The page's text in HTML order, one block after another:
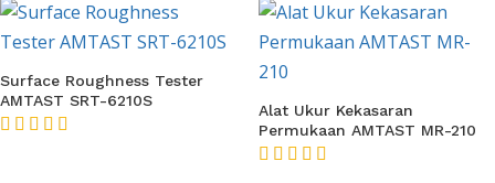
Surface Roughness Tester
AMTAST SRT-6210S
Alat Ukur Kekasaran
Permukaan AMTAST MR-210